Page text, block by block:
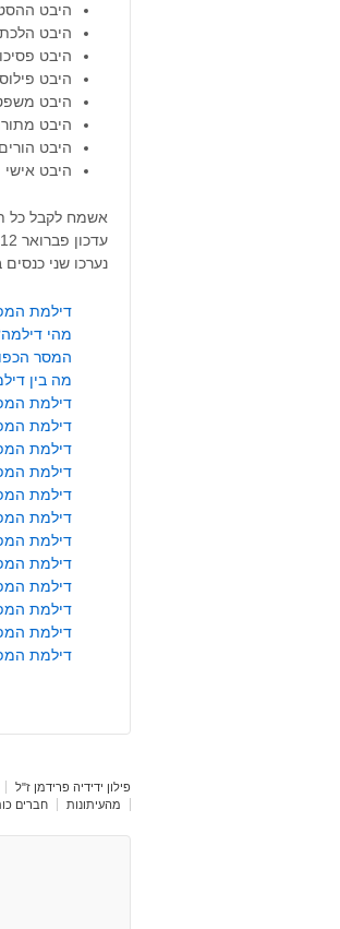
היבט
היבט
היבט
היבט
היבט
היבט
היבט הורים
היבט אישי
אשמח לקבל כל
עדכון פברואר 2012.
נערכו שני
דילמת
מהי
המסר
מה בין
דילמת
דילמת
דילמת
דילמת
דילמת
דילמת
דילמת
דילמת
דילמת
דילמת
דילמת
דילמת
פילון ידידיה פרידמן ז"ל
מהעיתונות
חברים